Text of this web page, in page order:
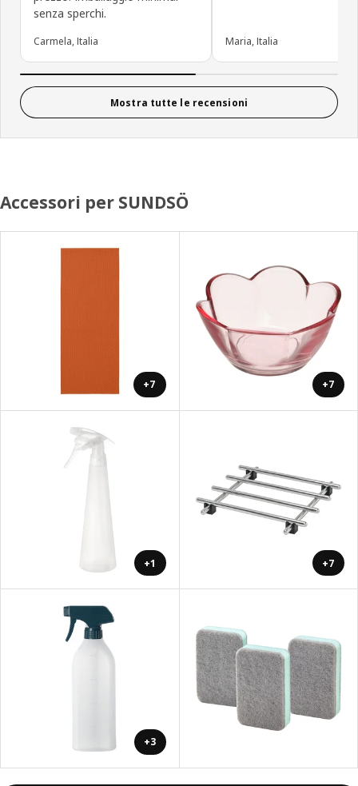
senza sperchi.
Carmela, Italia Maria, Italia
Mostra tutte le recensioni
Accessori per SUNDSÖ
+7 +7
+1 +7
+3